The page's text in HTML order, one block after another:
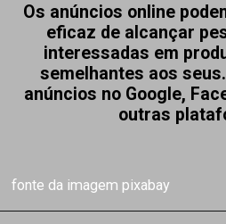
Os anúncios online
eficaz de alcançar
interessadas em
semelhantes aos
anúncios no Google,
outras
fonte da imagem pixabay